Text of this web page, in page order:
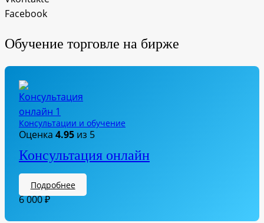
Facebook
Обучение торговле на бирже
Консультации и обучение
Оценка 4.95 из 5
Консультация онлайн
Подробнее
6 000₽